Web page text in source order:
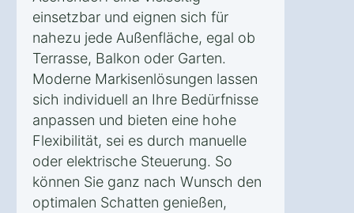
einsetzbar und eignen sich für
nahezu jede Außenfläche, egal ob
Terrasse, Balkon oder Garten.
Moderne Markisenlösungen lassen
sich individuell an Ihre Bedürfnisse
anpassen und bieten eine hohe
Flexibilität, sei es durch manuelle
oder elektrische Steuerung. So
können Sie ganz nach Wunsch den
optimalen Schatten genießen,